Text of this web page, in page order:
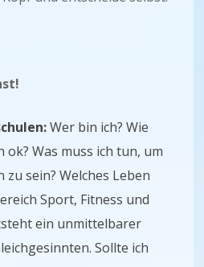
Wer bin ich? Wie
ok? Was muss ich tun, um
zu sein? Welches Leben
Sport, Fitness und
ein unmittelbarer
Sollte ich